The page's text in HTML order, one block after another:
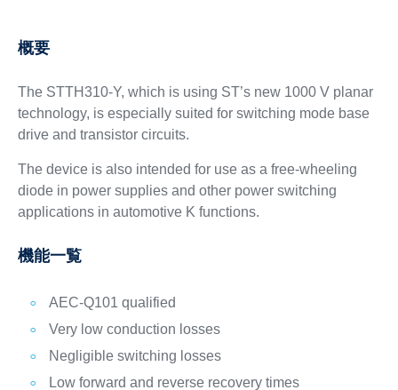
概要
The STTH310-Y, which is using ST’s new 1000 V planar
technology, is especially suited for switching mode base
drive and transistor circuits.
The device is also intended for use as a free-wheeling
diode in power supplies and other power switching
applications in automotive K functions.
機能一覧
AEC-Q101 qualified
Very low conduction losses
Negligible switching losses
Low forward and reverse recovery times